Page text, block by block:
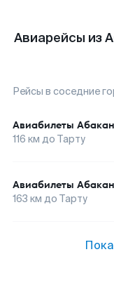
Авиарейсы из
Рейсы в соседние
Авиабилеты Абакан
116 км до Тарту
Авиабилеты Абакан
163 км до Тарту